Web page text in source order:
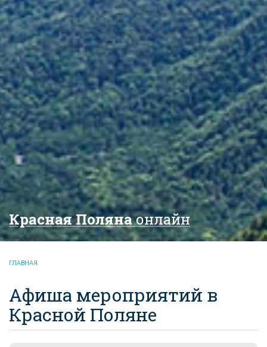
Красная Полянаонлайн
ГЛАВНАЯ
Афиша мероприятий в
Красной Поляне